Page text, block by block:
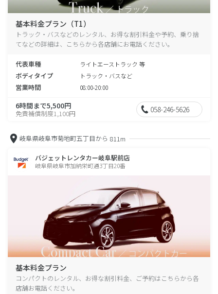
基本料金プラン（T1）
トラック・バスなどのレンタル、お得な割引料金や予約、乗り捨
てなどの詳細は、こちらから各店舗にお電話ください。
代表車種 ライトエーストラック 等
ボディタイプ トラック・バスなど
営業時間 08:00-20:00
6時間まで5,500円
免責補償制度1,100円 058-246-5626
岐阜県岐阜市菊地町五丁目から 811m
バジェットレンタカー岐阜駅前店
岐阜県岐阜市加納栄町通3丁目20番
基本料金プラン
コンパクトのレンタル、お得な割引料金、ご予約はこちらから各
店舗お電話ください。